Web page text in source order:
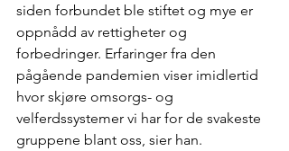
siden forbundet ble stiftet og mye er
oppnådd av rettigheter og
forbedringer. Erfaringer fra den
pågående pandemien viser imidlertid
hvor skjøre omsorgs- og
velferdssystemer vi har for de svakeste
gruppene blant oss, sier han.